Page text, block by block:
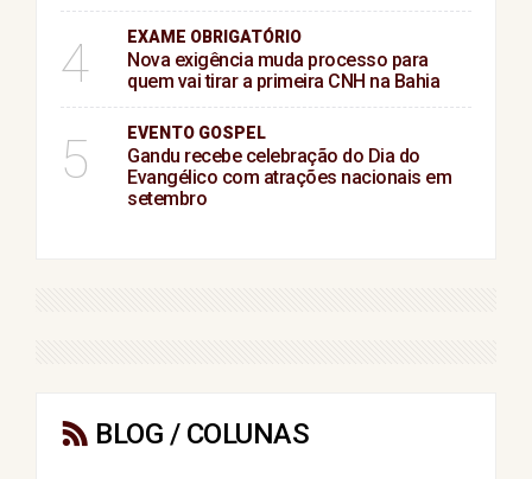
4 EXAME OBRIGATÓRIO
Nova exigência muda processo para
quem vai tirar a primeira CNH na Bahia
5 EVENTO GOSPEL
Gandu recebe celebração do Dia do
Evangélico com atrações nacionais em
setembro
BLOG / COLUNAS